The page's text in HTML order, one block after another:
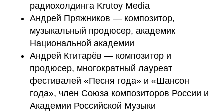
радиохолдинга Krutoy Media
Андрей Пряжников — композитор,
музыкальный продюсер, академик
Национальной академии
Андрей Ктитарёв — композитор и
продюсер, многократный лауреат
фестивалей «Песня года» и «Шансон
года», член Союза композиторов России и
Академии Российской Музыки